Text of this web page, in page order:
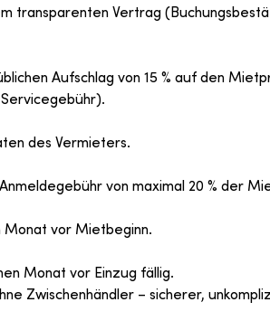
transparenten Vertrag
Aufschlag von 15 % auf den
des Vermieters.
von maximal 20 % der
Monat vor Mietbeginn.
Monat vor Einzug fällig.
Zwischenhändler – sicherer,